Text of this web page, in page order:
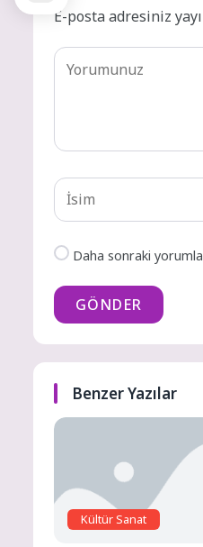
E-posta adresiniz
Daha sonraki
GÖNDER
Benzer Yazılar
Kültür Sanat